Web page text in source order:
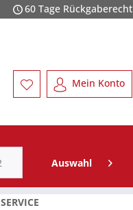
60 Tage Rückgaberecht
Mein Konto
Auswahl
SERVICE